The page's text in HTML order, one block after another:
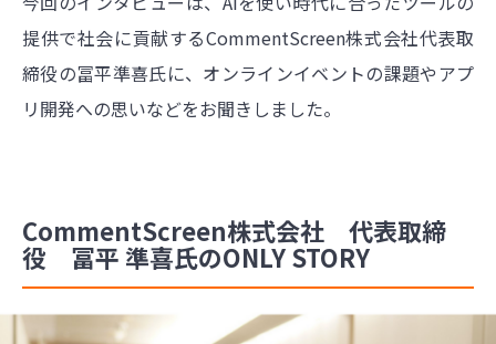
提供で社会に貢献するCommentScreen株式会社代表取
締役の冨平準喜氏に、オンラインイベントの課題やアプ
リ開発への思いなどをお聞きしました。
CommentScreen株式会社 代表取締
役 冨平 準喜氏のONLY STORY